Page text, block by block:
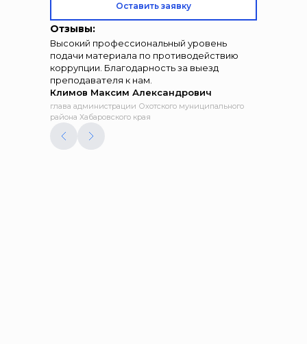
Оставить заявку
Отзывы:
Высокий профессиональный уровень
подачи материала по противодействию
коррупции. Благодарность за выезд
преподавателя к нам.
Климов Максим Александрович
глава администрации Охотского муниципального
района Хабаровского края